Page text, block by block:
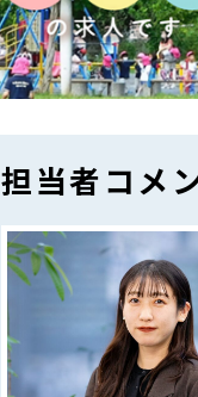
担当者コメ